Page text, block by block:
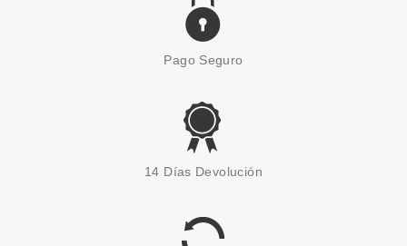
HYGEN DERMA
HIDRATANTE PIEL SECA 700 ML
1.99€
Pago Seguro
14 Días Devolución